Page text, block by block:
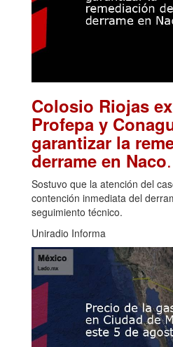
Colosio Riojas
Profepa y
garantizar la
derrame en Naco
Sostuvo que la atención del
contención inmediata del
seguimiento técnico.
Uniradio Informa